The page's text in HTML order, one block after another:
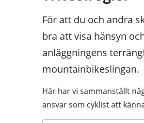
För att du och andra
bra att visa hänsyn
anläggningens
mountainbikeslingan.
Här har vi sammanställt
ansvar som cyklist att